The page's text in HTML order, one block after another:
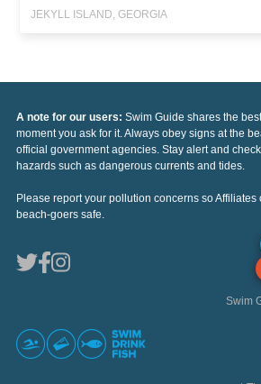
JEKYLL ISLAND, GEORGIA
A note for our users: Swim Guide shares the
moment you ask for it. Always obey signs at the
official government agencies. Stay alert and
hazards such as dangerous currents and tides.
Please report your pollution concerns so
beach-goers safe.
Swim